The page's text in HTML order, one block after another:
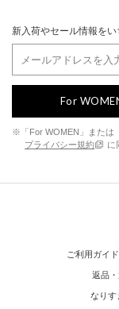
新入荷やセール情報をい
For
※「For WOMEN」または
プライバシー規約
に
ご利用ガイド
返品
なりす